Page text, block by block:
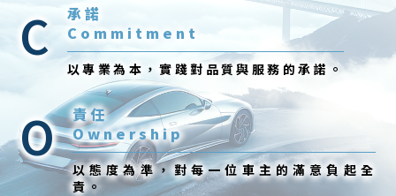
C承諾
Commitment
以專業為本，實踐對品質與服務的承諾。
O責任
Ownership
以態度為準，對每一位車主的滿意負起全
責。